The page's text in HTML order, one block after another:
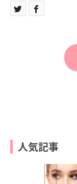
人気記事